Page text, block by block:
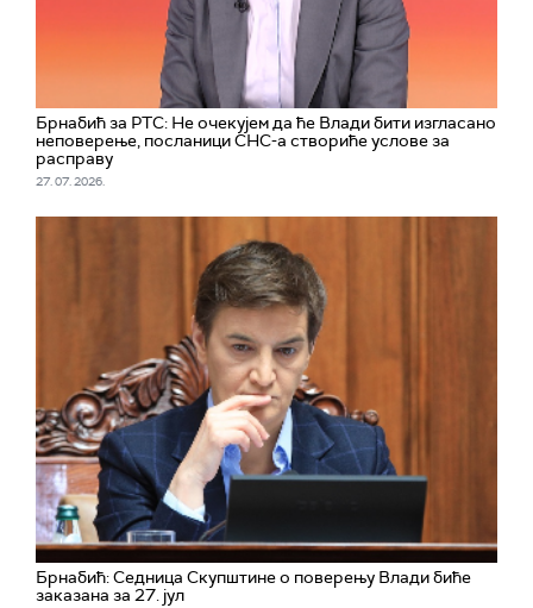
Брнабић за РТС: Не очекујем да ће Влади бити изгласано
неповерење, посланици СНС-а створиће услове за
расправу
27. 07. 2026.
Брнабић: Седница Скупштине о поверењу Влади биће
заказана за 27. јул